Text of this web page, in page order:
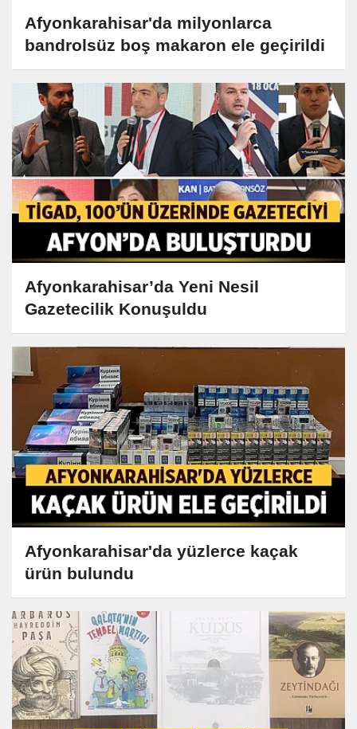
Afyonkarahisar'da milyonlarca
bandrolsüz boş makaron ele geçirildi
Afyonkarahisar’da Yeni Nesil
Gazetecilik Konuşuldu
Afyonkarahisar'da yüzlerce kaçak
ürün bulundu